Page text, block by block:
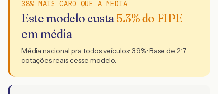
38% MAIS CARO QUE A MÉDIA
Este modelo custa5.3% do FIPE
em média
Média nacional pra todos veículos: 3.9% · Base de 217
cotações reais desse modelo.